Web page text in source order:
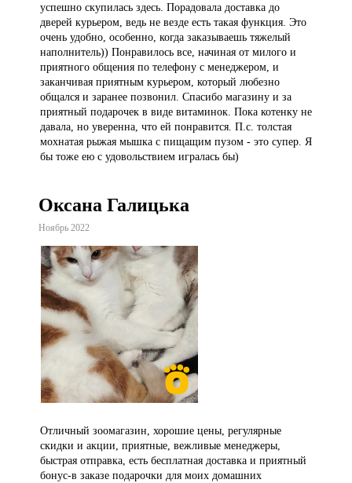
успешно скупилась здесь. Порадовала доставка до
дверей курьером, ведь не везде есть такая функция. Это
очень удобно, особенно, когда заказываешь тяжелый
наполнитель)) Понравилось все, начиная от милого и
приятного общения по телефону с менеджером, и
заканчивая приятным курьером, который любезно
общался и заранее позвонил. Спасибо магазину и за
приятный подарочек в виде витаминок. Пока котенку не
давала, но уверенна, что ей понравится. П.с. толстая
мохнатая рыжая мышка с пищащим пузом - это супер. Я
бы тоже ею с удовольствием игралась бы)
Оксана Галицька
Ноябрь 2022
Отличный зоомагазин, хорошие цены, регулярные
скидки и акции, приятные, вежливые менеджеры,
быстрая отправка, есть бесплатная доставка и приятный
бонус-в заказе подарочки для моих домашних